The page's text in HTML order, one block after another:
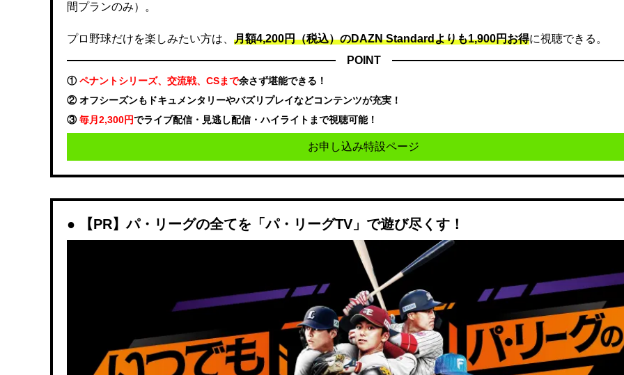
間プランのみ）。
プロ野球だけを楽しみたい方は、 月額4,200円（税込）のDAZN Standard​よりも1,900円お得に視聴できる。
POINT
①ペナントシリーズ、交流戦、CSまで余さず堪能できる！
② オフシーズンもドキュメンタリーやバズリプレイなどコンテンツが充実！
③毎月2,300円でライブ配信・見逃し配信・ハイライトまで視聴可能！
お申し込み特設ページ
【PR】パ・リーグの全てを「パ・リーグTV」で遊び尽くす！